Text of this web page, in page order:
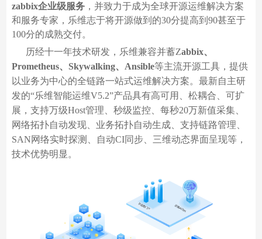
zabbix企业级服务，并致力于成为全球开源运维解决方案
和服务专家，乐维志于将开源做到的30分提高到90甚至于
100分的成熟交付。
历经十一年技术研发，乐维兼容并蓄Zabbix、
Prometheus、Skywalking、Ansible等主流开源工具，提供
以业务为中心的全链路一站式运维解决方案。最新自主研
发的“乐维智能运维V5.2”产品具有高可用、松耦合、可扩
展，支持万级Host管理、秒级监控、每秒20万新值采集、
网络拓扑自动发现、业务拓扑自动生成、支持链路管理、
SAN网络实时探测、自动CI同步、三维动态界面呈现等，
技术优势明显。